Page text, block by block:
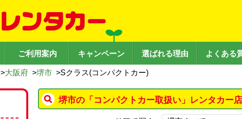
ご利用案内 キャンペーン 選ばれる理由 よくある
>大阪府 >堺市 >Sクラス(コンパクトカー)
堺市の「コンパクトカー取扱い」レンタカー